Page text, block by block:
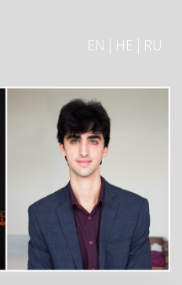
EN | HE | RU